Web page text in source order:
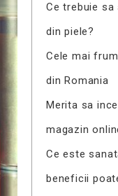
Ce trebuie
din piele?
Cele mai
din Romania
Merita sa
magazin
Ce este
beneficii